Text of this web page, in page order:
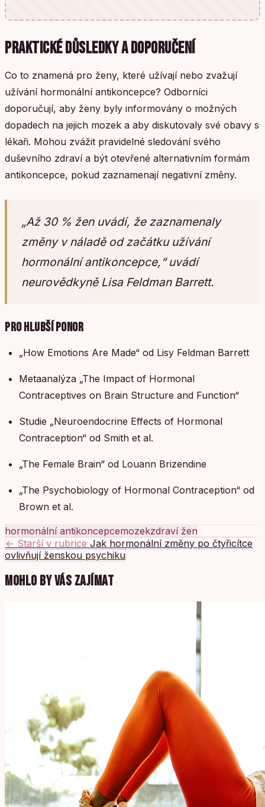
PRAKTICKÉ DŮSLEDKY A DOPORUČENÍ
Co to znamená pro ženy, které užívají nebo zvažují
užívání hormonální antikoncepce? Odborníci
doporučují, aby ženy byly informovány o možných
dopadech na jejich mozek a aby diskutovaly své obavy s
lékaři. Mohou zvážit pravidelné sledování svého
duševního zdraví a být otevřené alternativním formám
antikoncepce, pokud zaznamenají negativní změny.
„Až 30 % žen uvádí, že zaznamenaly
změny v náladě od začátku užívání
hormonální antikoncepce,“ uvádí
neurovědkyně Lisa Feldman Barrett.
PRO HLUBŠÍ PONOR
„How Emotions Are Made“ od Lisy Feldman Barrett
Metaanalýza „The Impact of Hormonal
Contraceptives on Brain Structure and Function“
Studie „Neuroendocrine Effects of Hormonal
Contraception“ od Smith et al.
„The Female Brain“ od Louann Brizendine
„The Psychobiology of Hormonal Contraception“ od
Brown et al.
hormonální antikoncepcemozekzdraví žen
← Starší v rubrice Jak hormonální změny po čtyřicítce
ovlivňují ženskou psychiku
MOHLO BY VÁS ZAJÍMAT